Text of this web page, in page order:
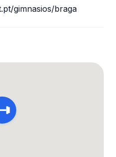
gimnasios/braga